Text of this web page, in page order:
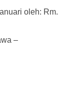
oleh: Rm.
–